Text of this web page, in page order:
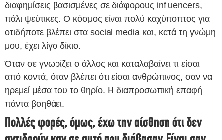
διαφημίσεις βασισμένες σε διάφορους influencers,
πάλι ψεύτικες. Ο κόσμος είναι πολύ καχύποπτος για
οτιδήποτε βλέπει στα social media και, κατά τη γνώμη
μου, έχει λίγο δίκιο.
Όταν σε γνωρίζει ο άλλος και καταλαβαίνει τι είσαι
από κοντά, όταν βλέπει ότι είσαι ανθρώπινος, σαν να
ηρεμεί μέσα του το θηρίο. Η διαπροσωπική επαφή
πάντα βοηθάει.
Πολλές φορές, όμως, έχω την αίσθηση ότι δεν